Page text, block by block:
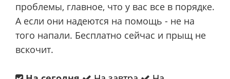
проблемы, главное, что у вас все в порядке.
А если они надеются на помощь - не на
того напали. Бесплатно сейчас и прыщ не
вскочит.